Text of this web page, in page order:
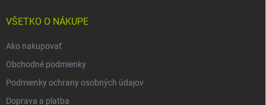
VŠETKO O NÁKUPE
Ako nakupovať
Obchodné podmienky
Podmienky ochrany osobných údajov
Doprava a platba